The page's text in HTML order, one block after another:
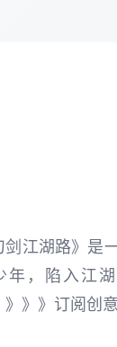
剑江湖路》是
年，陷入江
》》》订阅创